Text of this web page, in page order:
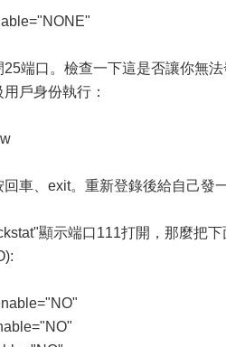
25端口。檢查一下這是否讓你無
戶身份執行：
車、exit。重新登錄後給自己發
顯示端口111打開，那麼把